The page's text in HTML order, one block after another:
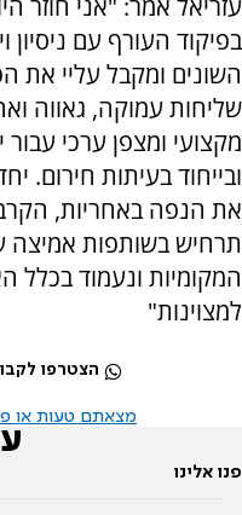
בפיקוד העורף עם
השונים ומקבל עליי את
שליחות עמוקה, גאווה
מקצועי ומצפן ערכי
ובייחוד בעיתות חירום.
את הנפה באחריות,
תרחיש בשותפות אמיצה
המקומיות ונעמוד בכלל
למצוינות"
הצטרפו
מצאתם טעות או
פנו אלינו